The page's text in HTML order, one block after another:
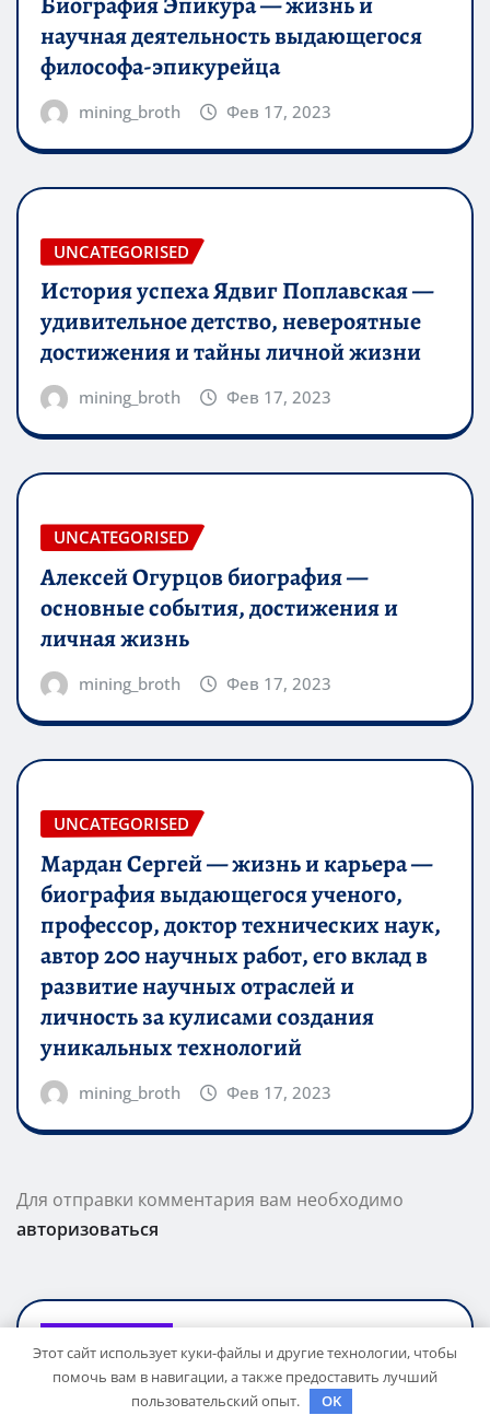
научная деятельность выдающегося
философа-эпикурейца
mining_broth Фев 17, 2023
UNCATEGORISED
История успеха Ядвиг Поплавская —
удивительное детство, невероятные
достижения и тайны личной жизни
mining_broth Фев 17, 2023
UNCATEGORISED
Алексей Огурцов биография —
основные события, достижения и
личная жизнь
mining_broth Фев 17, 2023
UNCATEGORISED
Мардан Сергей — жизнь и карьера —
биография выдающегося ученого,
профессор, доктор технических наук,
автор 200 научных работ, его вклад в
развитие научных отраслей и
личность за кулисами создания
уникальных технологий
mining_broth Фев 17, 2023
Для отправки комментария вам необходимо
авторизоваться
ПОИСК
Этот сайт использует куки-файлы и другие технологии, чтобы
помочь вам в навигации, а также предоставить лучший
пользовательский опыт.
OK